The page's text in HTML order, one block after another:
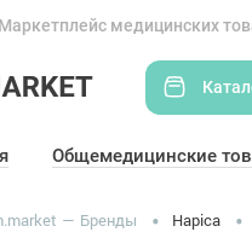
Маркетплейс медицинских
Общемедицинские
Бренды Hapica